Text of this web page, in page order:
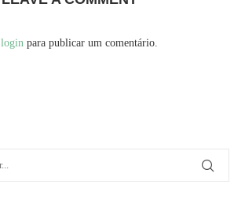
login para publicar um comentário.